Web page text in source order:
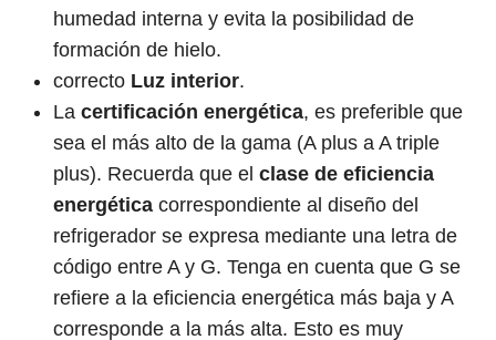
humedad interna y evita la posibilidad de
formación de hielo.
correcto Luz interior.
La certificación energética, es preferible que
sea el más alto de la gama (A plus a A triple
plus). Recuerda que el clase de eficiencia
energética correspondiente al diseño del
refrigerador se expresa mediante una letra de
código entre A y G. Tenga en cuenta que G se
refiere a la eficiencia energética más baja y A
corresponde a la más alta. Esto es muy